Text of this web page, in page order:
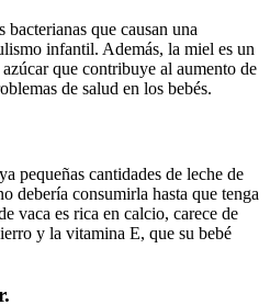
que causan una
infantil. Además, la miel es un
que contribuye al aumento de
de salud en los bebés.
pequeñas cantidades de leche de
debería consumirla hasta que tenga
vaca es rica en calcio, carece de
y la vitamina E, que su bebé